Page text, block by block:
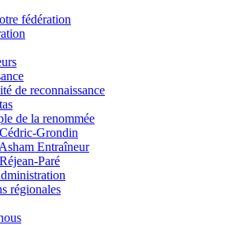
fédération
de reconnaissance
de la renommée
Grondin
Entraîneur
Paré
régionales